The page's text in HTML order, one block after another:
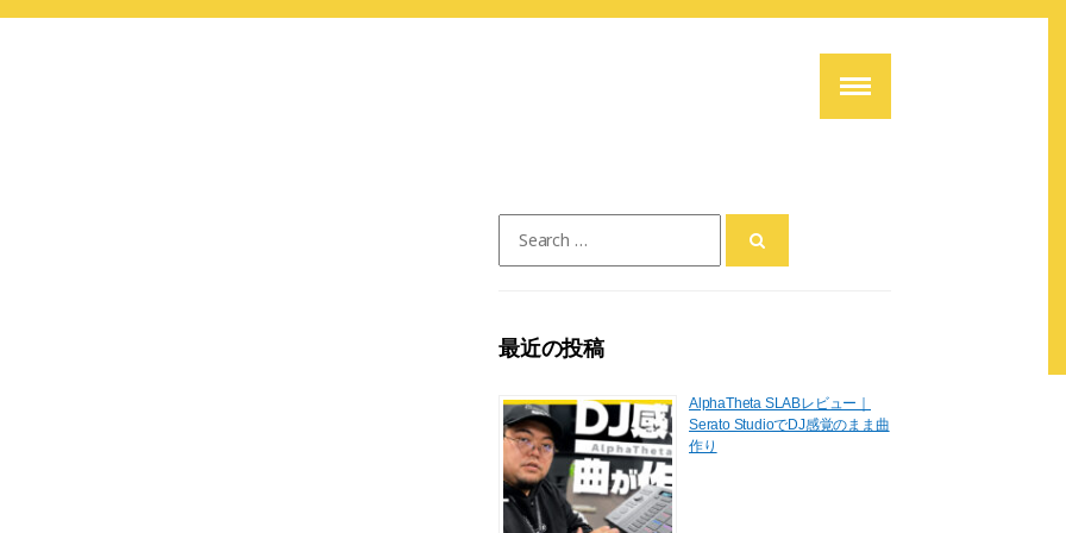
for:
最近の投稿
AlphaTheta SLABレビュー｜
Serato StudioでDJ感覚のまま曲
作り